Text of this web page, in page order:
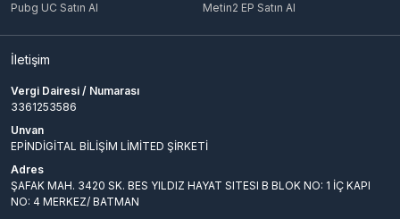
Pubg UC Satın Al
Metin2 EP Satın Al
İletişim
Vergi Dairesi / Numarası
3361253586
Unvan
EPİNDİGİTAL BİLİŞİM LİMİTED ŞİRKETİ
Adres
ŞAFAK MAH. 3420 SK. BES YILDIZ HAYAT SITESI B BLOK NO: 1 İÇ KAPI
NO: 4 MERKEZ/ BATMAN